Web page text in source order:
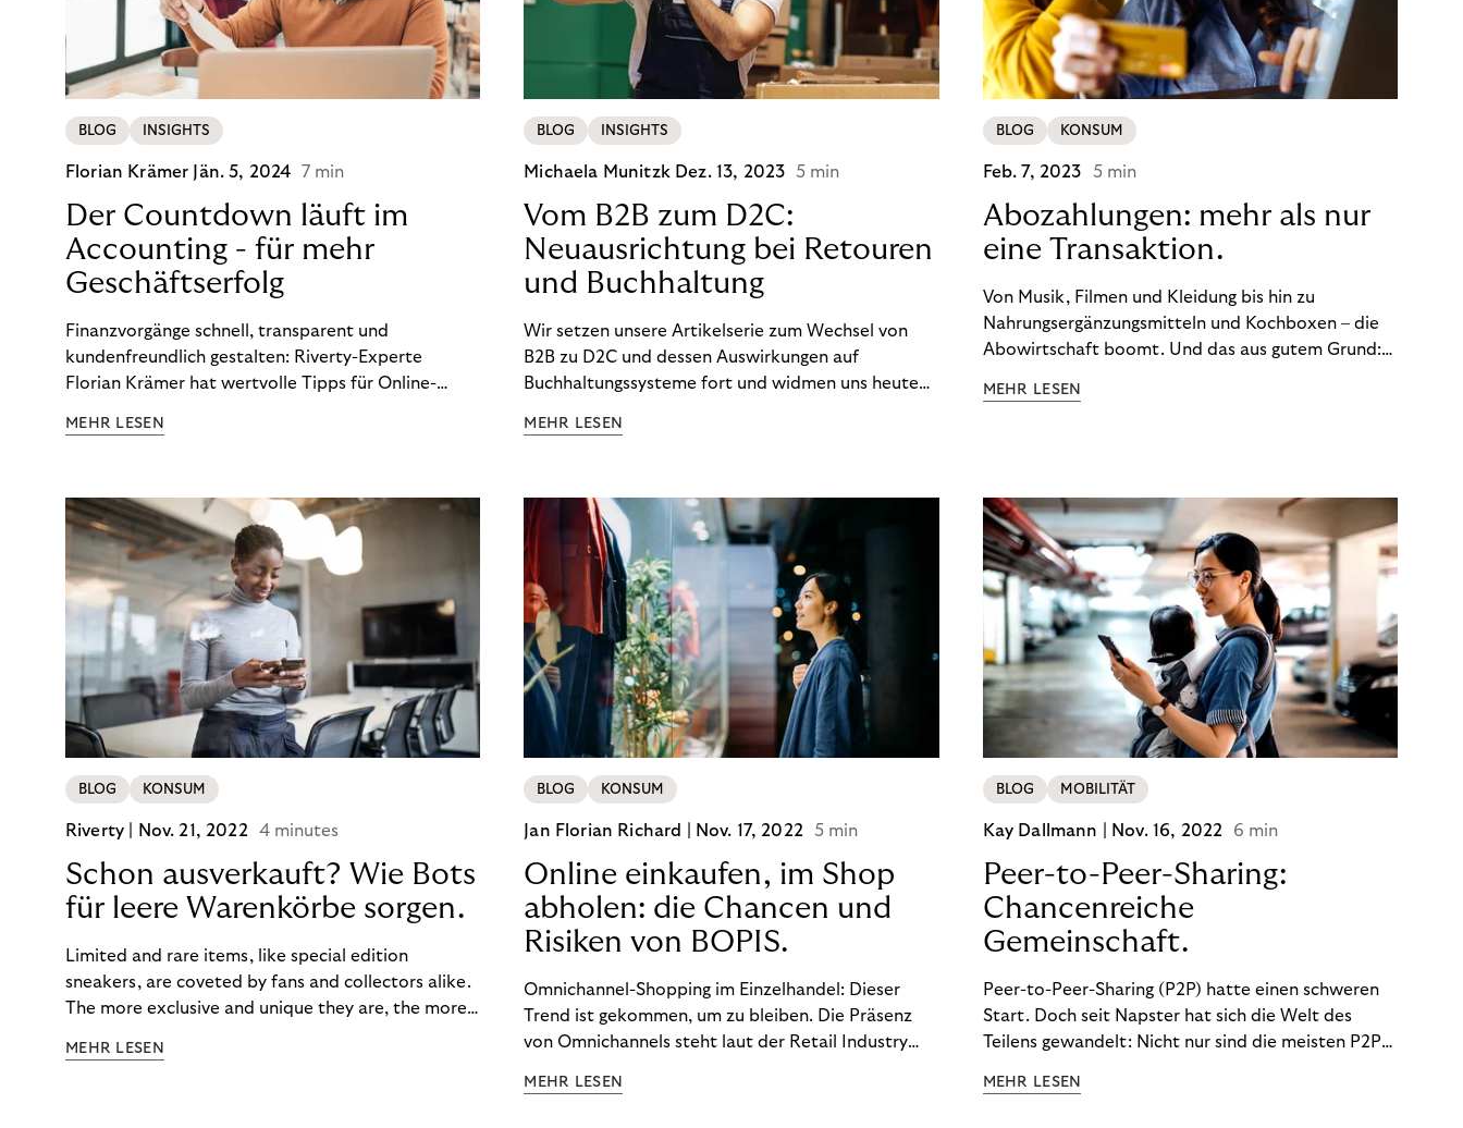
BLOG INSIGHTS
Florian Krämer Jän. 5, 2024 7 min
Der Countdown läuft im
Accounting - für mehr
Geschäftserfolg
Finanzvorgänge schnell, transparent und
kundenfreundlich gestalten: Riverty-Experte
Florian Krämer hat wertvolle Tipps für Online-
möchten.
MEHR LESEN
BLOG INSIGHTS
Michaela Munitzk Dez. 13, 2023 5 min
Vom B2B zum D2C:
Neuausrichtung bei Retouren
und Buchhaltung
Wir setzen unsere Artikelserie zum Wechsel von
B2B zu D2C und dessen Auswirkungen auf
Buchhaltungssysteme fort und widmen uns heute
im D2C-Bereich.
MEHR LESEN
BLOG KONSUM
Feb. 7, 2023 5 min
Abozahlungen: mehr als nur
eine Transaktion.
Von Musik, Filmen und Kleidung bis hin zu
Nahrungsergänzungsmitteln und Kochboxen – die
Abowirtschaft boomt. Und das aus gutem Grund:
wünschen. Sie ermöglichen es uns, Produkte und
entdeckt. Und das neue Geschäftsmodell rentiert
sich. Doch was genau können Sie tun, um
Abozahlungen für Ihren Erfolg zu nutzen?
MEHR LESEN
BLOG KONSUM
Riverty | Nov. 21, 2022 4 minutes
Schon ausverkauft? Wie Bots
für leere Warenkörbe sorgen.
Limited and rare items, like special edition
sneakers, are coveted by fans and collectors alike.
The more exclusive and unique they are, the more
industry uses artificial scarcity, also known as a
MEHR LESEN
BLOG KONSUM
Jan Florian Richard | Nov. 17, 2022 5 min
Online einkaufen, im Shop
abholen: die Chancen und
Risiken von BOPIS.
Omnichannel-Shopping im Einzelhandel: Dieser
Trend ist gekommen, um zu bleiben. Die Präsenz
von Omnichannels steht laut der Retail Industry
nicht mehr verzichtet werden kann. Ein fester
MEHR LESEN
BLOG MOBILITÄT
Kay Dallmann | Nov. 16, 2022 6 min
Peer-to-Peer-Sharing:
Chancenreiche
Gemeinschaft.
Peer-to-Peer-Sharing (P2P) hatte einen schweren
Start. Doch seit Napster hat sich die Welt des
Teilens gewandelt: Nicht nur sind die meisten P2P-
wird, hat sich geändert. Das bietet Unternehmen
MEHR LESEN